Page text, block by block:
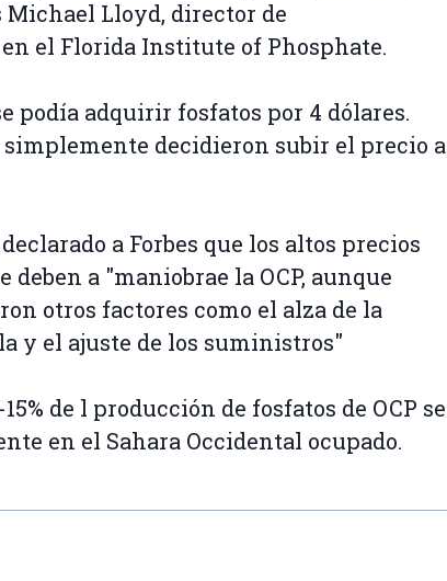
Michael Lloyd, director de
el Florida Institute of Phosphate.
podía adquirir fosfatos por 4 dólares.
decidieron subir el precio a
a Forbes que los altos precios
deben a "maniobrae la OCP, aunque
otros factores como el alza de la
y el ajuste de los suministros"
de l producción de fosfatos de OCP se
en el Sahara Occidental ocupado.